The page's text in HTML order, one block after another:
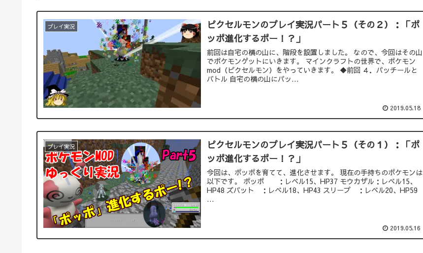
プレイ実況
ピクセルモンのプレイ実況パート５（その２）：「ポ
ッポ進化するポー！？」
前回は自宅の横の山に、階段を設置しました。 なので、今回はその山
でポケモンゲットにいきます。 マインクラフトの世界で、ポケモン
mod（ピクセルモン）をやっていきます。 ◆前回 ４．パッチールと
バトル 自宅の横の山にパッ...
2019.05.18
プレイ実況
ピクセルモンのプレイ実況パート５（その１）：「ポ
ッポ進化するポー！？」
今回は、ポッポを育てて、進化させます。 現在の手持ちのポケモンは
以下です。 ポッポ ：レベル15、HP37 モウカザル：レベル15、
HP48 ズバット ：レベル18、HP43 スリープ ：レベル20、HP59
...
2019.05.16